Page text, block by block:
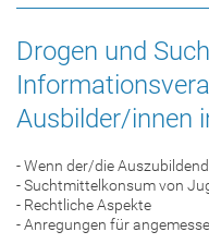
Drogen und
Ausbilder/innen
- Wenn der/die
- Suchtmittelkonsum von
- Rechtliche Aspekte
- Anregungen für